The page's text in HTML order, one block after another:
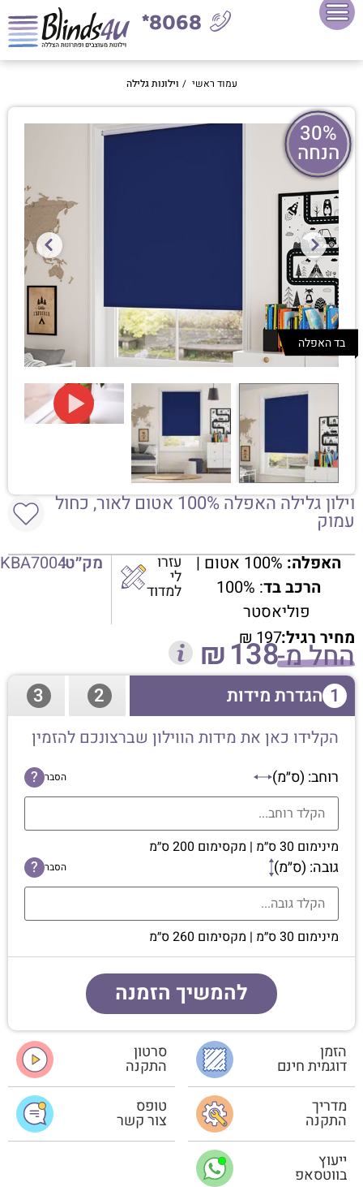
8068*
עמוד ראשי / וילונות גלילה
30%
הנחה
בד האפלה
וילון גלילה האפלה 100% אטום לאור, כחול
עמוק
האפלה:100% אטום |
הרכב בד : 100%
פוליאסטר
עזרו
לי
למדוד
מק״ט:KBA7004
מחיר רגיל: ₪197החל מ- ₪138
1 הגדרת מידות 2
3
הקלידו כאן את מידות הווילון שברצונכם להזמין
רוחב: (ס״מ) הסבר ?
מינימום 30 ס״מ | מקסימום 200 ס״מ
גובה: (ס״מ) הסבר ?
מינימום 30 ס״מ | מקסימום 260 ס״מ
להמשיך הזמנה
הזמן
דוגמית חינם
סרטון
התקנה
מדריך
התקנה
טופס
צור קשר
ייעוץ
בווטסאפ